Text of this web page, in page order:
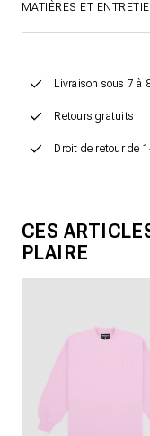
MATIÈRES ET
Livraison sous 7 à
Retours gratuits
Droit de retour de
CES
PLAIRE